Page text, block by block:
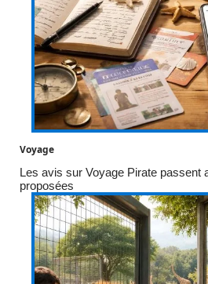
Voyage
Les avis sur Voyage Pirate passent
proposées